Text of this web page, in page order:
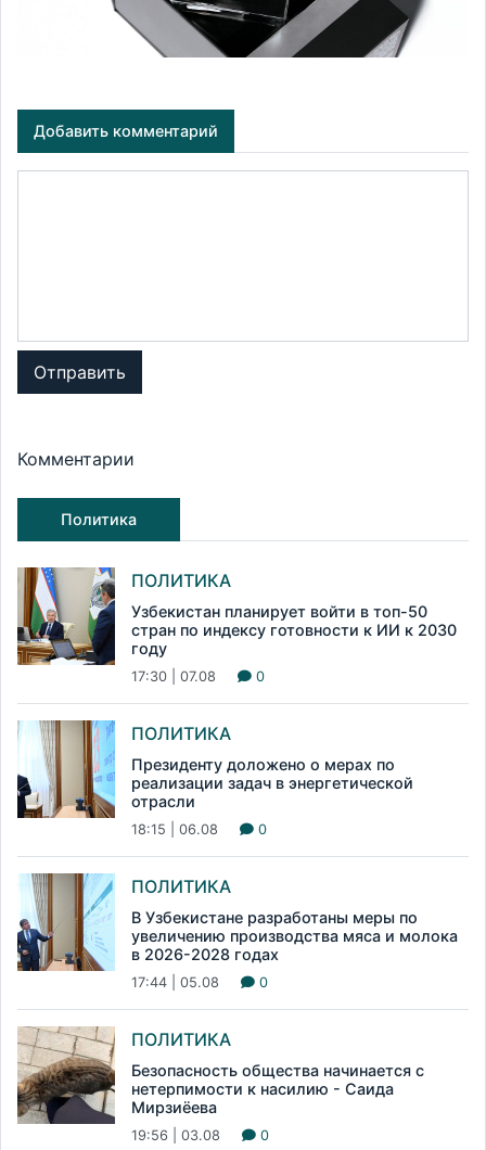
Добавить комментарий
Отправить
Комментарии
Политика
ПОЛИТИКА
Узбекистан планирует войти в топ-50
стран по индексу готовности к ИИ к 2030
году
17:30 | 07.08 0
ПОЛИТИКА
Президенту доложено о мерах по
реализации задач в энергетической
отрасли
18:15 | 06.08 0
ПОЛИТИКА
В Узбекистане разработаны меры по
увеличению производства мяса и молока
в 2026-2028 годах
17:44 | 05.08 0
ПОЛИТИКА
Безопасность общества начинается с
нетерпимости к насилию - Саида
Мирзиёева
19:56 | 03.08 0